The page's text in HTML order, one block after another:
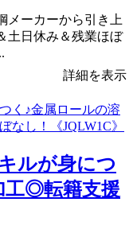
メーカーから引き上
土日休み＆残業ほぼ
詳細を表示
ルが身につ
工◎転籍支援